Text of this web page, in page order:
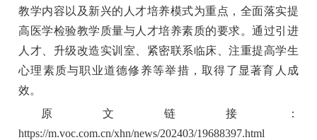
教学内容以及新兴的人才培养模式为重点，全面落实提
高医学检验教学质量与人才培养素质的要求。通过引进
人才、升级改造实训室、紧密联系临床、注重提高学生
心理素质与职业道德修养等举措，取得了显著育人成
效。
原文链接：
https://m.voc.com.cn/xhn/news/202403/19688397.html